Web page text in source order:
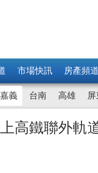
市場快訊 房產頻道
嘉義 台南 高雄 屏
高鐵聯外軌